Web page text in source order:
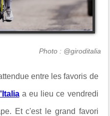
Photo : @giroditalia
entre les favoris de
a eu lieu ce vendredi
Et c'est le grand favori